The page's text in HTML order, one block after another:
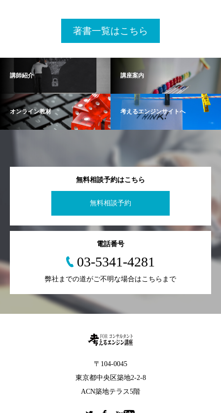
著書一覧はこちら
講師紹介 講座案内
オンライン教材 考えるエンジンサイトへ
無料相談予約はこちら
無料相談予約
電話番号
03-5341-4281
弊社までの道がご不明な場合はこちらまで
〒104-0045
東京都中央区築地2-2-8
ACN築地テラス5階